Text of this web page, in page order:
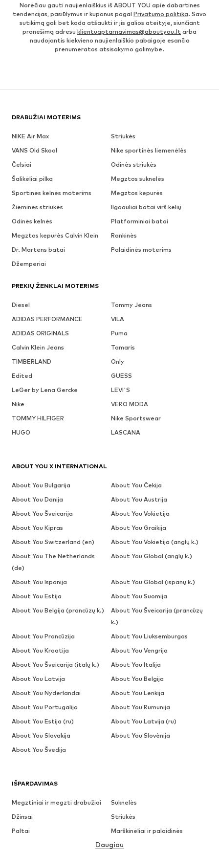
Norėčiau gauti naujienlaiškius iš ABOUT YOU apie dabartines
tendencijas, pasiūlymus ir kuponus pagal Privatumo politika. Savo
sutikimą gali bet kada atšaukti ir jis galios ateityje, siunčiant
pranešimą adresu klientuaptarnavimas@aboutyou.lt arba
naudojantis kiekvieno naujienlaiškio pabaigoje esančia
prenumeratos atsisakymo galimybe.
DRABUŽIAI MOTERIMS
NIKE Air Max
Striukės
VANS Old Skool
Nike sportinės liemenėlės
Čelsiai
Odinės striukės
Šalikėliai pilka
Megztos suknelės
Sportinės kelnės moterims
Megztos kepurės
Žieminės striukės
Ilgaauliai batai virš kelių
Odinės kelnės
Platforminiai batai
Megztos kepurės Calvin Klein
Rankinės
Dr. Martens batai
Palaidinės moterims
Džemperiai
PREKIŲ ŽENKLAI MOTERIMS
Diesel
Tommy Jeans
ADIDAS PERFORMANCE
VILA
ADIDAS ORIGINALS
Puma
Calvin Klein Jeans
Tamaris
TIMBERLAND
Only
Edited
GUESS
LeGer by Lena Gercke
LEVI'S
Nike
VERO MODA
TOMMY HILFIGER
Nike Sportswear
HUGO
LASCANA
IŠPARDAVIMAS
Megztiniai ir megzti drabužiai
Suknelės
Džinsai
Striukės
Paltai
Marškinėliai ir palaidinės
Apatiniai
Daugiau
ABOUT YOU X INTERNATIONAL
About You Bulgarija
About You Čekija
About You Danija
About You Austrija
About You Šveicarija
About You Vokietija
About You Kipras
About You Graikija
About You Switzerland (en)
About You Vokietija (anglų k.)
About You The Netherlands
(de)
About You Global (anglų k.)
About You Ispanija
About You Global (ispanų k.)
About You Estija
About You Suomija
About You Belgija (prancūzų k.)
About You Šveicarija (prancūzų
k.)
About You Prancūzija
About You Liuksemburgas
About You Kroatija
About You Vengrija
About You Šveicarija (italų k.)
About You Italija
About You Latvija
About You Belgija
About You Nyderlandai
About You Lenkija
About You Portugalija
About You Rumunija
About You Estija (ru)
About You Latvija (ru)
About You Slovakija
About You Slovėnija
About You Švedija